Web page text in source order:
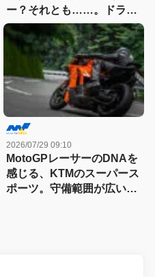
ー？それとも……。ドラッ
グスター700ツイン・リミ
テッドエディション試乗記
2026/07/29 09:10
MotoGPレーサーのDNAを
感じる、KTMのスーパース
ポーツ。守備範囲が広い史